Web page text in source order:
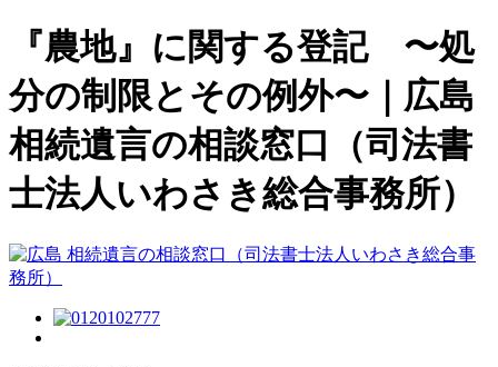
『農地』に関する登記 〜処
分の制限とその例外〜｜広島
相続遺言の相談窓口（司法書
士法人いわさき総合事務所）